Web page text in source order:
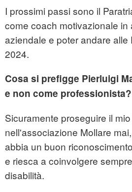
I prossimi passi sono il
come coach motivazionale in
aziendale e poter andare alle
2024.
Cosa si prefigge Pierluigi
e non come professionista?
Sicuramente proseguire il
nell'associazione Mollare
abbia un buon
e riesca a coinvolgere
disabilità.